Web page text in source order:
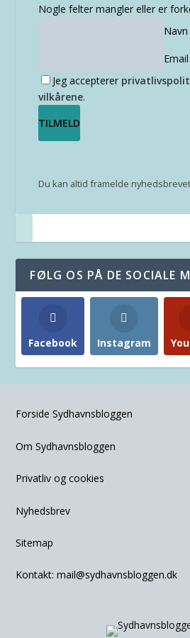
Nogle felter mangler eller er
Navn
Email
Jeg accepterer
vilkårene.
Du kan altid framelde nyhedsbrevet
FØLG OS PÅ DE SOCIALE
Facebook Instagram
Forside Sydhavnsbloggen
Om Sydhavnsbloggen
Privatliv og cookies
Nyhedsbrev
Sitemap
Kontakt:mail@sydhavnsbloggen.dk